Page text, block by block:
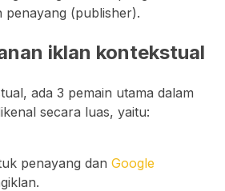
penayang (publisher).
iklan kontekstual
ada 3 pemain utama dalam
secara luas, yaitu:
penayang dan Google